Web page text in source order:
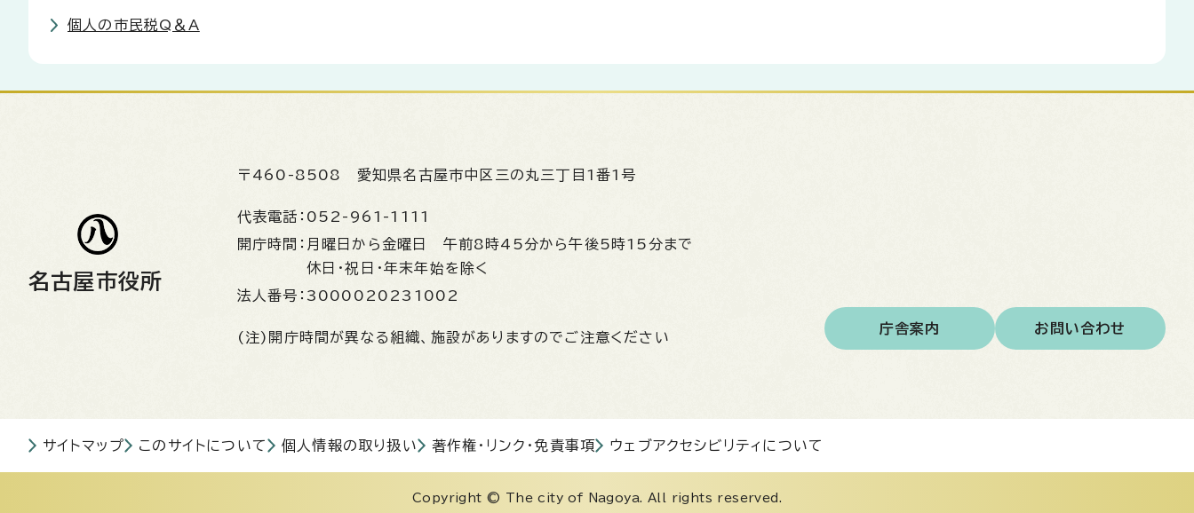
個人の市民税Q＆A
名古屋市役所
〒460-8508 愛知県名古屋市中区三の丸三丁目1番1号
代表電話： 052-961-1111
開庁時間： 月曜日から金曜日 午前8時45分から午後5時15分まで
休日・祝日・年末年始を除く
法人番号： 3000020231002
(注)開庁時間が異なる組織、施設がありますのでご注意ください
庁舎案内 お問い合わせ
サイトマップ このサイトについて 個人情報の取り扱い 著作権・リンク・免責事項 ウェブアクセシビリティについて
Copyright © The city of Nagoya. All rights reserved.